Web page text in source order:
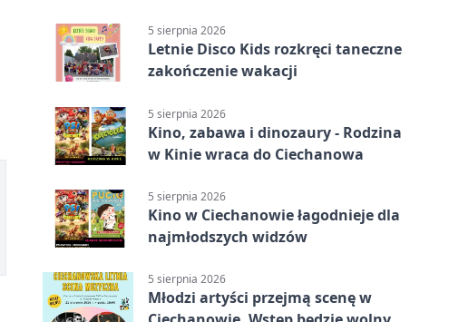
5 sierpnia 2026
Letnie Disco Kids rozkręci taneczne
zakończenie wakacji
5 sierpnia 2026
Kino, zabawa i dinozaury - Rodzina
w Kinie wraca do Ciechanowa
5 sierpnia 2026
Kino w Ciechanowie łagodnieje dla
najmłodszych widzów
5 sierpnia 2026
Młodzi artyści przejmą scenę w